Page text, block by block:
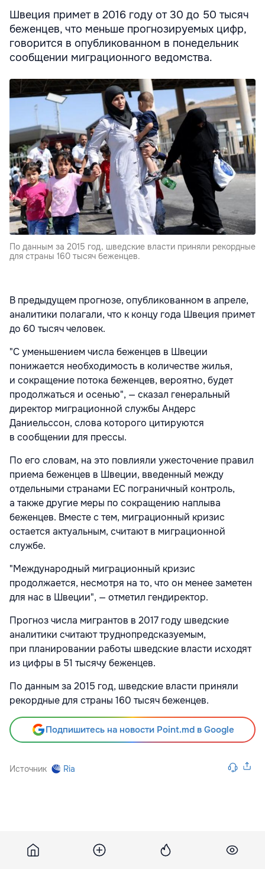
Швеция примет в 2016 году от 30 до 50 тысяч
беженцев, что меньше прогнозируемых цифр,
говорится в опубликованном в понедельник
сообщении миграционного ведомства.
По данным за 2015 год, шведские власти приняли рекордные
для страны 160 тысяч беженцев.
В предыдущем прогнозе, опубликованном в апреле,
аналитики полагали, что к концу года Швеция примет
до 60 тысяч человек.
"С уменьшением числа беженцев в Швеции
понижается необходимость в количестве жилья,
и сокращение потока беженцев, вероятно, будет
продолжаться и осенью", — сказал генеральный
директор миграционной службы Андерс
Даниельссон, слова которого цитируются
в сообщении для прессы.
По его словам, на это повлияли ужесточение правил
приема беженцев в Швеции, введенный между
отдельными странами ЕС пограничный контроль,
а также другие меры по сокращению наплыва
беженцев. Вместе с тем, миграционный кризис
остается актуальным, считают в миграционной
службе.
"Международный миграционный кризис
продолжается, несмотря на то, что он менее заметен
для нас в Швеции", — отметил гендиректор.
Прогноз числа мигрантов в 2017 году шведские
аналитики считают труднопредсказуемым,
при планировании работы шведские власти исходят
из цифры в 51 тысячу беженцев.
По данным за 2015 год, шведские власти приняли
рекордные для страны 160 тысяч беженцев.
Подпишитесь на новости Point.md в Google
Источник Ria